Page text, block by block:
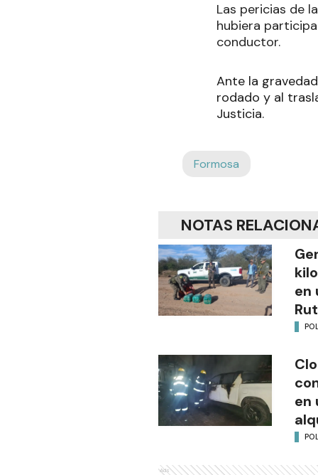
Las pericias de
hubiera
conductor.
Ante la
rodado y al
Justicia.
Formosa
NOTAS
en
en
Ads